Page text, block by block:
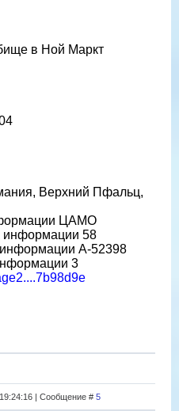
в Ной Маркт
Верхний Пфальц,
ЦАМО
информации 58
A-52398
3
| Сообщение # 5